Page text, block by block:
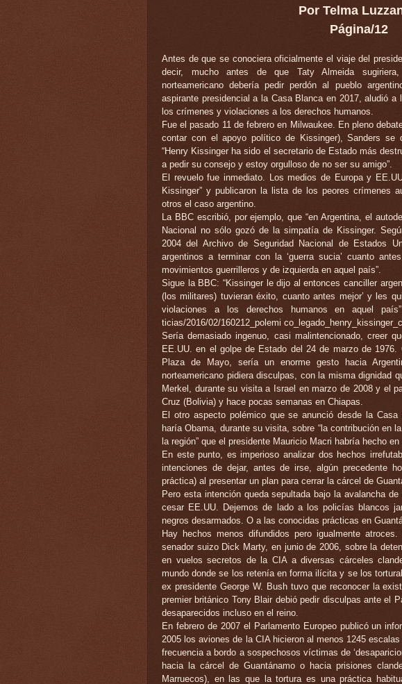
Por Telma
Página/12
Antes de que se conociera oficialmente el viaje del
decir, mucho antes de que Taty Almeida
norteamericano debería pedir perdón al pueblo
aspirante presidencial a la Casa Blanca en 2017, aludió
los crímenes y violaciones a los derechos humanos.
Fue el pasado 11 de febrero en Milwaukee. En pleno
contar con el apoyo político de Kissinger), Sanders se
“Henry Kissinger ha sido el secretario de Estado más
a pedir su consejo y estoy orgulloso de no ser su amigo”.
El revuelo fue inmediato. Los medios de Europa y
Kissinger” y publicaron la lista de los peores crímenes
otros el caso argentino.
La BBC escribió, por ejemplo, que “en Argentina, el
Nacional no sólo gozó de la simpatía de Kissinger.
2004 del Archivo de Seguridad Nacional de Estados
argentinos a terminar con la ‘guerra sucia’ cuanto
movimientos guerrilleros y de izquierda en aquel país”.
Sigue la BBC: “Kissinger le dijo al entonces canciller
(los militares) tuvieran éxito, cuanto antes mejor’ y les
violaciones a los derechos humanos en aquel
ticias/2016/02/160212_polemi
Sería demasiado ingenuo, casi malintencionado, creer
EE.UU. en el golpe de Estado del 24 de marzo de 1976.
Plaza de Mayo, sería un enorme gesto hacia
norteamericano pidiera disculpas, con la misma dignidad
Merkel, durante su visita a Israel en marzo de 2008 y el
Cruz (Bolivia) y hace pocas semanas en Chiapas.
El otro aspecto polémico que se anunció desde la
haría Obama, durante su visita, sobre “la contribución en
la región” que el presidente Mauricio Macri habría hecho
En este punto, es imperioso analizar dos hechos
intenciones de dejar, antes de irse, algún precedente
práctica) al presentar un plan para cerrar la cárcel de
Pero esta intención queda sepultada bajo la avalancha
cesar EE.UU. Dejemos de lado a los policías blancos
negros desarmados. O a las conocidas prácticas en
Hay hechos menos difundidos pero igualmente
senador suizo Dick Marty, en junio de 2006, sobre la
en vuelos secretos de la CIA a diversas cárceles
mundo donde se los retenía en forma ilícita y se los
ex presidente George W. Bush tuvo que reconocer la
premier británico Tony Blair debió pedir disculpas ante el
desaparecidos incluso en el reino.
En febrero de 2007 el Parlamento Europeo publicó un
2005 los aviones de la CIA hicieron al menos 1245
frecuencia a bordo a sospechosos víctimas de
hacia la cárcel de Guantánamo o hacia prisiones
Marruecos), en las que la tortura es una práctica